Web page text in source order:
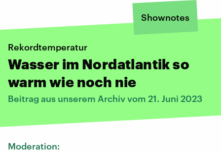
Shownotes
Rekordtemperatur
Wasser im Nordatlantik so
warm wie noch nie
Beitrag aus unserem Archiv vom 21. Juni 2023
Moderation: